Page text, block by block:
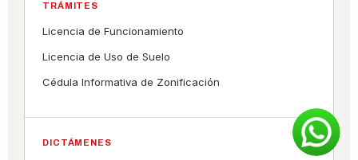
TRÁMITES
Licencia de Funcionamiento
Licencia de Uso de Suelo
Cédula Informativa de Zonificación
DICTÁMENES